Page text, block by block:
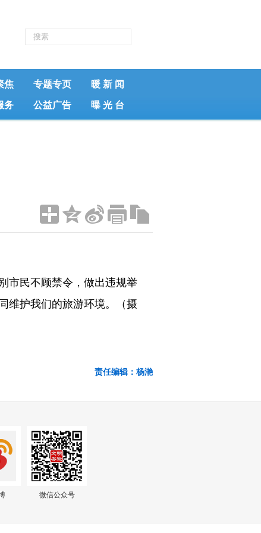
焦 专题专页 暖 新 闻
务 公益广告 曝 光 台
市民不顾禁令，做出违规举
维护我们的旅游环境。（摄
责任编辑：杨滟
微信公众号